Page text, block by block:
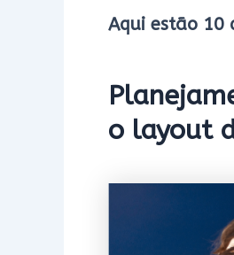
Aqui estão 10
o layout